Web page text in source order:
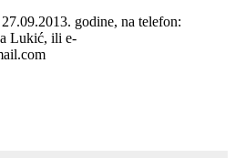
godine, na telefon:
Lukić, ili e-